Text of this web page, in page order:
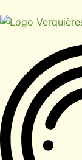
principal